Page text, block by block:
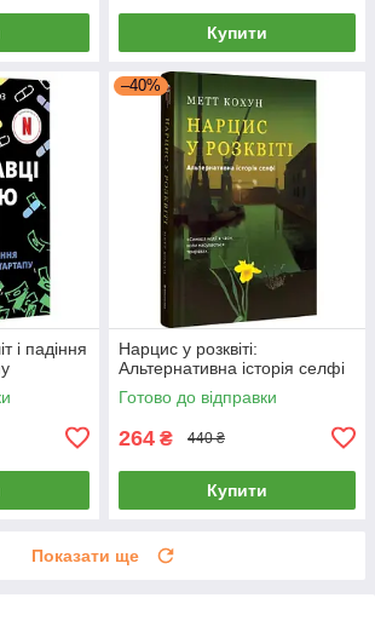
Купити
і падіння
–40%
Нарцис у розквіті:
Альтернативна історія селфі
Готово до відправки
264 ₴ 440 ₴
Купити
Показати ще